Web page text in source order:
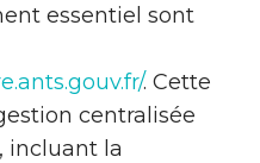
essentiel sont
. Cette
centralisée
incluant la